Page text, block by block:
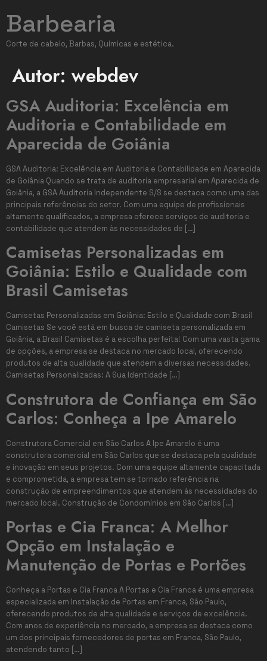
Barbearia
Corte de cabelo, Barbas, Químicas e estética.
Autor: webdev
GSA Auditoria: Excelência em
Auditoria e Contabilidade em
Aparecida de Goiânia
GSA Auditoria: Excelência em Auditoria e Contabilidade em Aparecida
de Goiânia Quando se trata de auditoria empresarial em Aparecida de
Goiânia, a GSA Auditoria Independente S/S se destaca como uma das
principais referências do setor. Com uma equipe de profissionais
altamente qualificados, a empresa oferece serviços de auditoria e
contabilidade que atendem às necessidades de […]
Camisetas Personalizadas em
Goiânia: Estilo e Qualidade com
Brasil Camisetas
Camisetas Personalizadas em Goiânia: Estilo e Qualidade com Brasil
Camisetas Se você está em busca de camiseta personalizada em
Goiânia, a Brasil Camisetas é a escolha perfeita! Com uma vasta gama
de opções, a empresa se destaca no mercado local, oferecendo
produtos de alta qualidade que atendem a diversas necessidades.
Camisetas Personalizadas: A Sua Identidade […]
Construtora de Confiança em São
Carlos: Conheça a Ipe Amarelo
Construtora Comercial em São Carlos A Ipe Amarelo é uma
construtora comercial em São Carlos que se destaca pela qualidade
e inovação em seus projetos. Com uma equipe altamente capacitada
e comprometida, a empresa tem se tornado referência na
construção de empreendimentos que atendem às necessidades do
mercado local. Construção de Condomínios em São Carlos […]
Portas e Cia Franca: A Melhor
Opção em Instalação e
Manutenção de Portas e Portões
Conheça a Portas e Cia Franca A Portas e Cia Franca é uma empresa
especializada em Instalação de Portas em Franca, São Paulo,
oferecendo produtos de alta qualidade e serviços de excelência.
Com anos de experiência no mercado, a empresa se destaca como
um dos principais fornecedores de portas em Franca, São Paulo,
atendendo tanto […]